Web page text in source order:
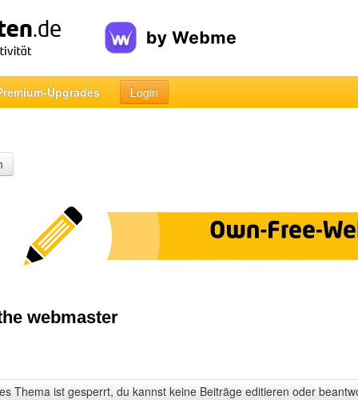
Upgrades Login
webmaster
Thema ist gesperrt, du kannst keine Beiträge editieren oder